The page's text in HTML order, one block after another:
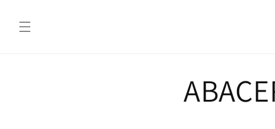
al contenido